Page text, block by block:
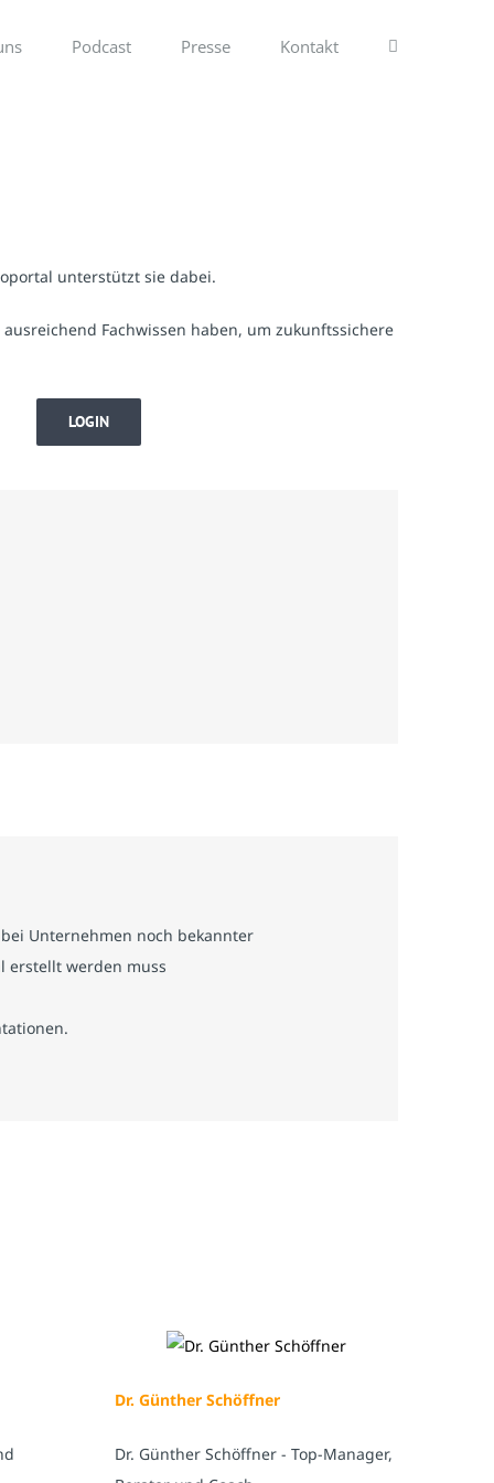
Podcast Presse Kontakt
unterstützt sie dabei.
Fachwissen haben, um zukunftssichere
LOGIN
Unternehmen noch bekannter
erstellt werden muss
Dr. Günther Schöffner
Dr. Günther Schöffner - Top-Manager,